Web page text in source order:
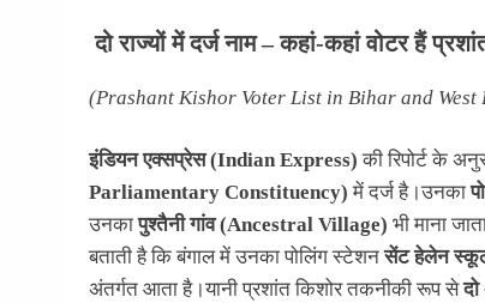
दो राज्यों में दर्ज नाम – कहां-कहां वोटर हैं
(Prashant Kishor Voter List in Bihar and West
इंडियन एक्सप्रेस (Indian Express) की रिपोर्ट के
Parliamentary Constituency) में दर्ज है।उनका
उनकापुश्तैनी गांव (Ancestral Village) भी माना
बताती है कि बंगाल में उनका पोलिंग स्टेशनसेंट हेलेन
अंतर्गत आता है।यानी प्रशांत किशोर तकनीकी रूप से